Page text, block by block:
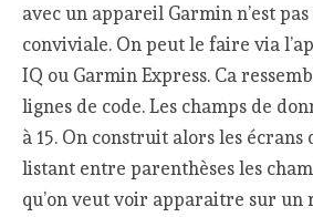
avec un appareil Garmin n’est
conviviale. On peut le faire via
IQ ou Garmin Express. Ca
lignes de code. Les champs de
à 15. On construit alors les écrans
listant entre parenthèses les
qu’on veut voir apparaitre sur un